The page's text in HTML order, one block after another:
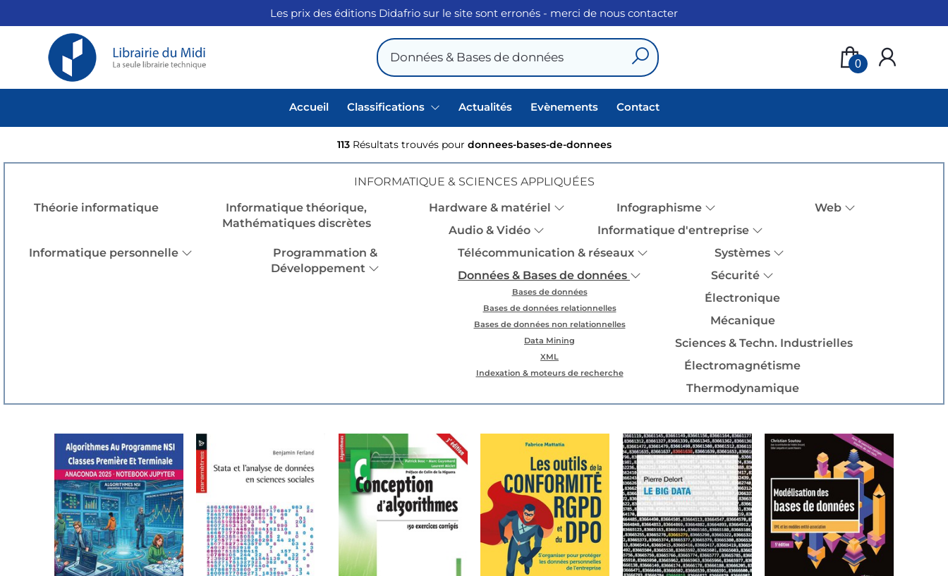
Les prix des éditions Didafrio sur le site sont erronés - merci de nous contacter
0
Accueil Classifications Actualités Evènements Contact
113 Résultats trouvés pour donnees-bases-de-donnees
INFORMATIQUE & SCIENCES APPLIQUÉES
Théorie informatique
Informatique théorique,
Mathématiques discrètes
Hardware & matériel Infographisme
Web
Audio & Vidéo
Informatique d'entreprise
Informatique personnelle
Programmation &
Développement
Télécommunication & réseaux
Systèmes
Données & Bases de données
Bases de données
Bases de données relationnelles
Bases de données non relationnelles
Data Mining
XML
Indexation & moteurs de recherche
Sécurité
Électronique
Mécanique
Sciences & Techn. Industrielles
Électromagnétisme
Thermodynamique